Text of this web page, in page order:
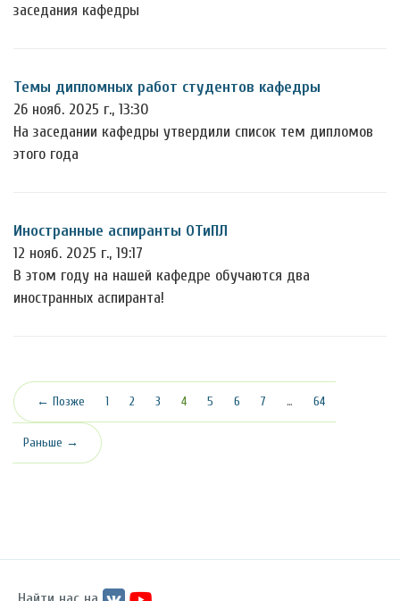
заседания кафедры
Темы дипломных работ студентов кафедры
26 нояб. 2025 г., 13:30
На заседании кафедры утвердили список тем дипломов
этого года
Иностранные аспиранты ОТиПЛ
12 нояб. 2025 г., 19:17
В этом году на нашей кафедре обучаются два
иностранных аспиранта!
← Позже 1 2 3 4(текущая)
5 6 7 … 64
Раньше →